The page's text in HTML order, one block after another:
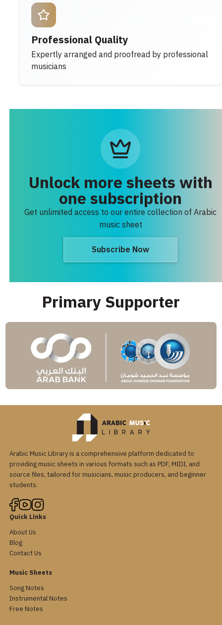
Professional Quality
Expertly arranged and proofread by professional
musicians
Unlock more sheets with
one subscription
Get unlimited access to our entire collection of Arabic
music sheet
Subscribe Now
Primary Supporter
Arabic Music Library is a comprehensive platform dedicated to
providing music sheets in various formats such as PDF, MIDI, and
source files, tailored for musicians, music producers, and beginner
students.
Quick Links
About Us
Blog
Contact Us
Music Sheets
Song Notes
Instrumental Notes
Free Notes